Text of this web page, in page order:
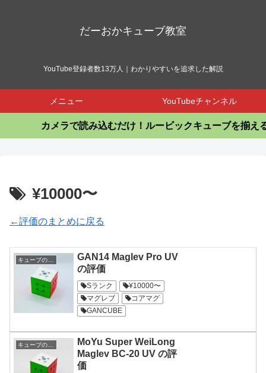
だーおかキューブ教室
YouTube登録者数13万人｜わかりやすいを追求した解説
メニュー YouTubeチャンネル
カメラで読み込むだけ！ルービックキューブを揃える
¥10000〜
←評価のまとめに戻る
キューブの評価
GAN14 Maglev Pro UV
の評価
Sランク
¥10000〜
マグレブ
コアマグ
GANCUBE
キューブの評価
MoYu Super WeiLong
Maglev BC-20 UV の評
価